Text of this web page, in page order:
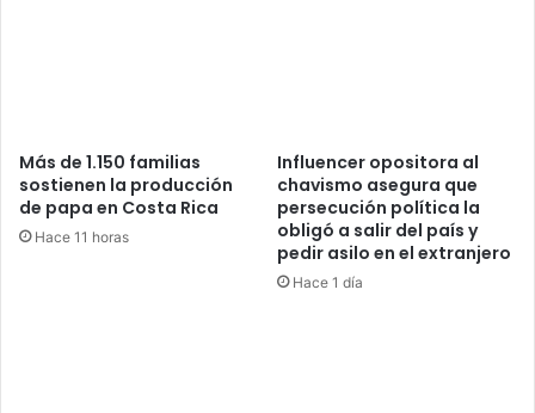
Más de 1.150 familias
sostienen la producción
de papa en Costa Rica
Hace 11 horas
Influencer opositora al
chavismo asegura que
persecución política la
obligó a salir del país y
pedir asilo en el extranjero
Hace 1 día